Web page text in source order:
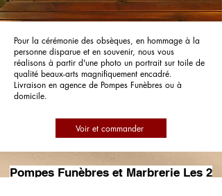
Pour la cérémonie des obsèques, en hommage à la
personne disparue et en souvenir, nous vous
réalisons à partir d'une photo un portrait sur toile de
qualité beaux-arts magnifiquement encadré.
Livraison en agence de Pompes Funèbres ou à
domicile.
Voir et commander
Pompes Funèbres et Marbrerie Les 2